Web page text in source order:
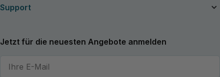
Akkubetriebene Heckenscheren
Grasschere
Holzspalter
Nützliche Artikel
Händler
Support
Allgemeine Garantie
Rückgaberecht
Jetzt für die neuesten Angebote anmelden